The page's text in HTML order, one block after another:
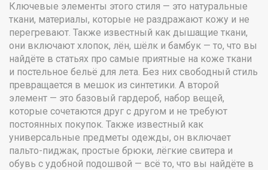
Ключевые элементы этого стиля — это натуральные
ткани, материалы, которые не раздражают кожу и не
перегревают. Также известный как дышащие ткани,
они включают хлопок, лён, шёлк и бамбук — то, что вы
найдёте в статьях про самые приятные на коже ткани
и постельное бельё для лета. Без них свободный стиль
превращается в мешок из синтетики. А второй
элемент — это базовый гардероб, набор вещей,
которые сочетаются друг с другом и не требуют
постоянных покупок. Также известный как
универсальные предметы одежды, он включает
пальто-пиджак, простые брюки, лёгкие свитера и
обувь с удобной подошвой — всё то, что вы найдёте в